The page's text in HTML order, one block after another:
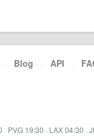
· Blog · API ·
· PVG 19:30 · LAX 04:30 ·